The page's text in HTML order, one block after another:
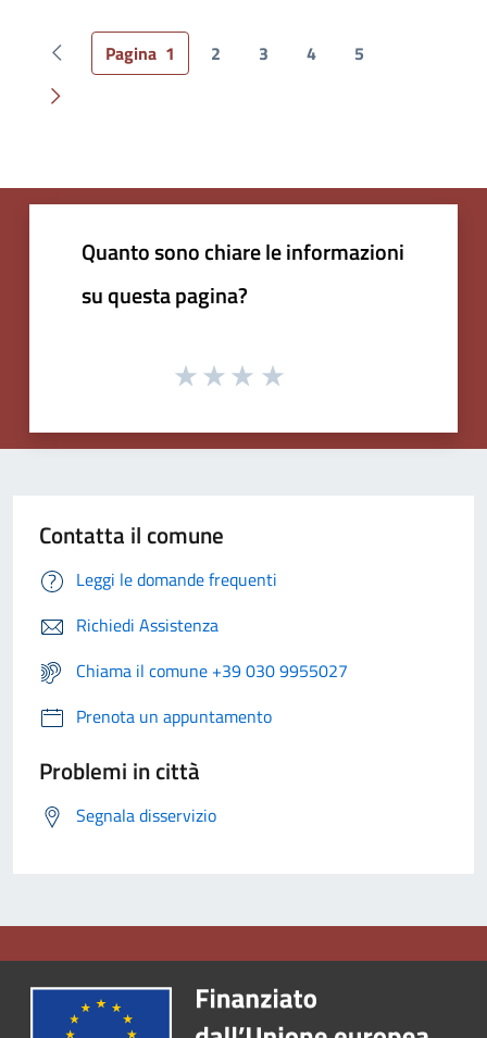
Pagina precedente
Pagina 1 2 3 4 5
Pagina successiva
Quanto sono chiare le informazioni
su questa pagina?
Contatta il comune
Leggi le domande frequenti
Richiedi Assistenza
Chiama il comune +39 030 9955027
Prenota un appuntamento
Problemi in città
Segnala disservizio